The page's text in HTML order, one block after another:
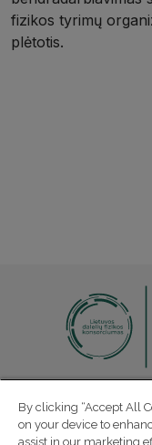
fizikos tyrimų
plėtotis.
Sekite mus
By clicking “Accept All
on your device to
assist in our marketing